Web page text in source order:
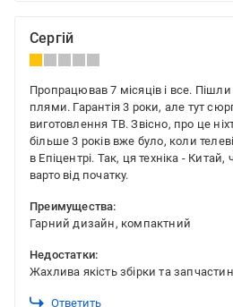
Сергій
Пропрацював 7 місяців і все.
плями. Гарантія 3 роки, але тут
виготовлення ТВ. Звісно, про це
більше 3 років вже було, коли
в Епіцентрі. Так, ця техніка - Китай,
варто від початку.
Преимущества:
Гарний дизайн, компактний
Недостатки:
Жахлива якість збірки та
Ответить